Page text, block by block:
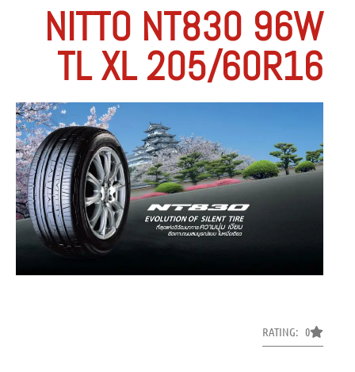
NITTO NT830 96W
TL XL 205/60R16
RATING: 0